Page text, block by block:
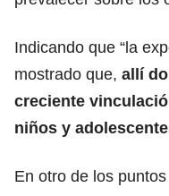
Indicando que “la
mostrado que, allí
creciente
niños y
En otro de los